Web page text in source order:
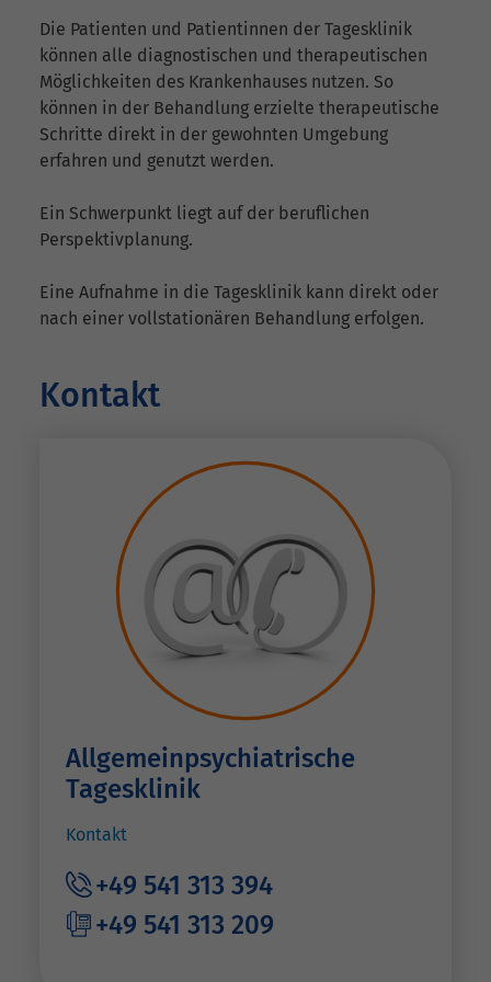
Die Patienten und Patientinnen der Tagesklinik
können alle diagnostischen und therapeutischen
Möglichkeiten des Krankenhauses nutzen. So
können in der Behandlung erzielte therapeutische
Schritte direkt in der gewohnten Umgebung
erfahren und genutzt werden.
Ein Schwerpunkt liegt auf der beruflichen
Perspektivplanung.
Eine Aufnahme in die Tagesklinik kann direkt oder
nach einer vollstationären Behandlung erfolgen.
Kontakt
Allgemeinpsychiatrische
Tagesklinik
Kontakt
+49 541 313 394
+49 541 313 209